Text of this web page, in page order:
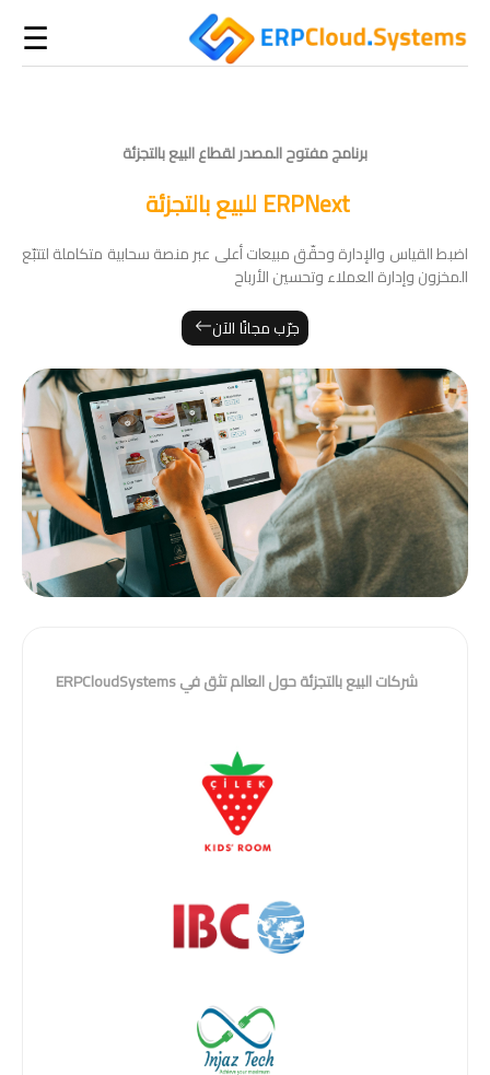
☰
برنامج مفتوح المصدر لقطاع البيع بالتجزئة
ERPNext للبيع بالتجزئة
اضبط القياس والإدارة وحقّق مبيعات أعلى عبر منصة سحابية متكاملة لتتبّع
المخزون وإدارة العملاء وتحسين الأرباح
جرّب مجانًا الآن
شركات البيع بالتجزئة حول العالم تثق في ERPCloudSystems